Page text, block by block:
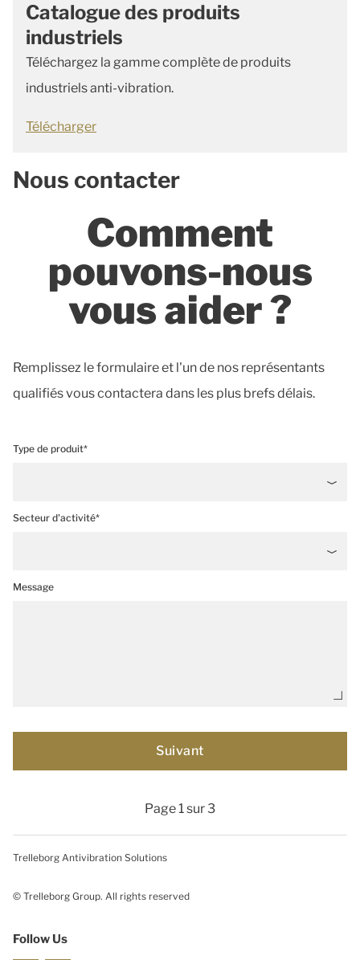
Catalogue des produits
industriels
Téléchargez la gamme complète de produits
industriels anti-vibration.
Télécharger
Nous contacter
Comment
pouvons-nous
vous aider ?
Remplissez le formulaire et l'un de nos représentants
qualifiés vous contactera dans les plus brefs délais.
Type de produit*
Secteur d'activité*
Message
Page 1 sur 3
Trelleborg Antivibration Solutions
© Trelleborg Group. All rights reserved
Follow Us